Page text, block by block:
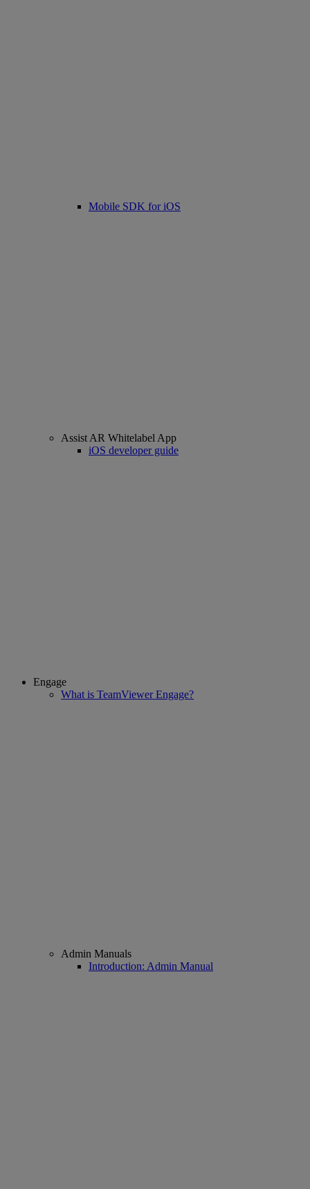
Mobile SDK for iOS
Assist AR Whitelabel App
iOS developer guide
Engage
What is TeamViewer Engage?
Admin Manuals
Introduction: Admin Manual